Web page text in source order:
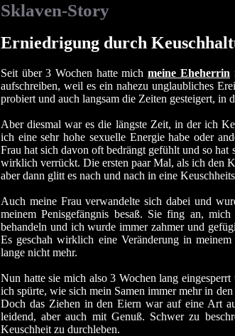
Sklaven-Story
Erniedrigung durch
Seit über 3 Wochen hatte michmeine Eheherrin
aufschreiben, weil es ein nahezu unglaubliches
probiert und auch langsam die Zeiten gesteigert, in
Aber diesmal war es die längste Zeit, in der ich
ich eine sehr hohe sexuelle Energie habe oder
Frau hat sich davon oft bedrängt gefühlt und so hat
wirklich verrückt. Die ersten paar Mal, als ich den
aber dann glitt es nach und nach in eine
Auch meine Frau verwandelte sich dabei und
meinem Penisgefängnis besaß. Sie fing an,
behandeln und ich wurde immer zahmer und
Es geschah wirklich eine Veränderung in
lange nicht mehr.
Nun hatte sie mich also 3 Wochen lang
ich spürte, wie sich mein Samen immer mehr in
Doch das Ziehen in den Eiern war auf eine Art
leidend, aber auch mit Genuß. Schwer zu
Keuschheit zu durchleben.